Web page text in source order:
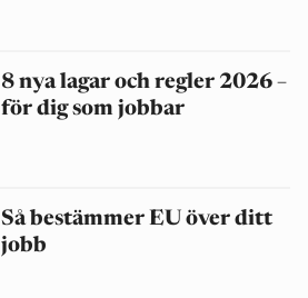
8 nya lagar och regler 2026 –
för dig som jobbar
Så bestämmer EU över ditt
jobb